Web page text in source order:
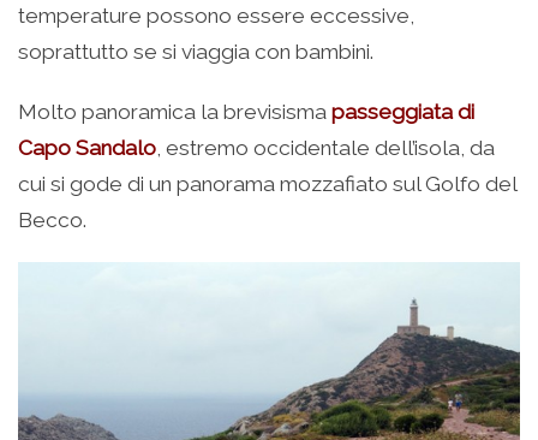
temperature possono essere eccessive,
soprattutto se si viaggia con bambini.
Molto panoramica la brevisisma passeggiata di
Capo Sandalo, estremo occidentale dell’isola, da
cui si gode di un panorama mozzafiato sul Golfo del
Becco.